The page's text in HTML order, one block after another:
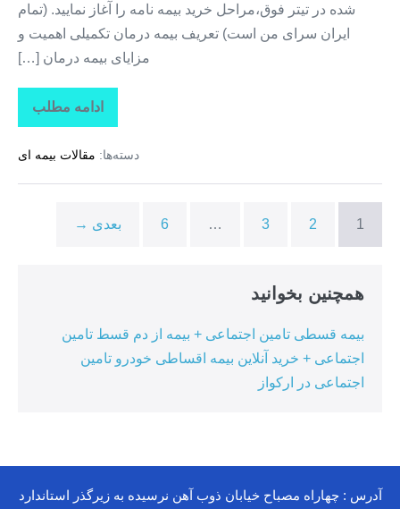
شده در تیتر فوق،مراحل خرید بیمه نامه را آغاز نمایید. (تمام
ایران سرای من است) تعریف بیمه درمان تکمیلی اهمیت و
مزایای بیمه درمان […]
ادامه مطلب
تاراز
بیمه
بیمه
درمان
دسته‌ها: مقالات بیمه ای
1
2
3
…
6 بعدی →
همچنین بخوانید
بیمه قسطی تامین اجتماعی + بیمه از دم قسط تامین
اجتماعی + خرید آنلاین بیمه اقساطی خودرو تامین
اجتماعی در ارکواز
آدرس : چهاراه مصباح خیابان ذوب آهن نرسیده به زیرگذر استاندارد